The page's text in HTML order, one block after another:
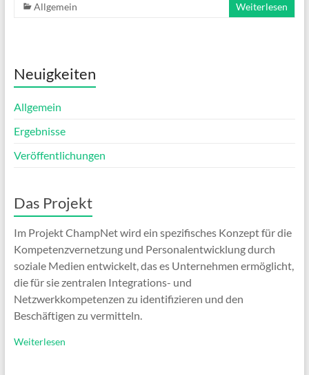
Allgemein
Weiterlesen
Neuigkeiten
Allgemein
Ergebnisse
Veröffentlichungen
Das Projekt
Im Projekt ChampNet wird ein spezifisches Konzept für die
Kompetenzvernetzung und Personalentwicklung durch
soziale Medien entwickelt, das es Unternehmen ermöglicht,
die für sie zentralen Integrations- und
Netzwerkkompetenzen zu identifizieren und den
Beschäftigen zu vermitteln.
Weiterlesen